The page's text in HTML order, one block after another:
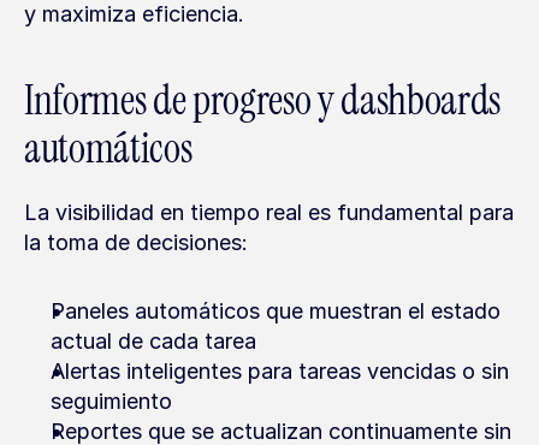
y maximiza eficiencia.
Informes de progreso y dashboards
automáticos
La visibilidad en tiempo real es fundamental para
la toma de decisiones:
Paneles automáticos que muestran el estado
actual de cada tarea
Alertas inteligentes para tareas vencidas o sin
seguimiento
Reportes que se actualizan continuamente sin